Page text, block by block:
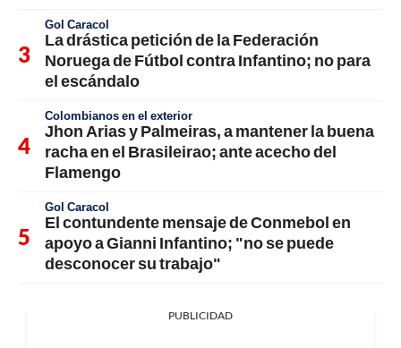
Gol Caracol
La drástica petición de la Federación
Noruega de Fútbol contra Infantino; no para
el escándalo
Colombianos en el exterior
Jhon Arias y Palmeiras, a mantener la buena
racha en el Brasileirao; ante acecho del
Flamengo
Gol Caracol
El contundente mensaje de Conmebol en
apoyo a Gianni Infantino; "no se puede
desconocer su trabajo"
PUBLICIDAD